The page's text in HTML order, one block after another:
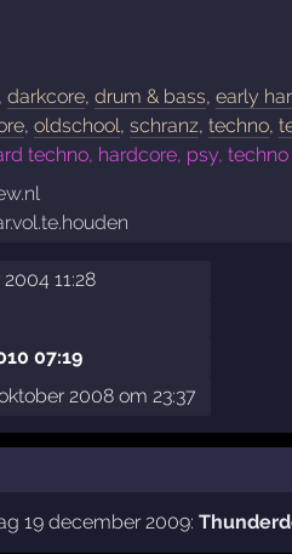
,darkcore,drum & bass,early
,oldschool,schranz,techno,
techno, hardcore, psy, techno
11:28
07:19
2008 om 23:37
19 december 2009: